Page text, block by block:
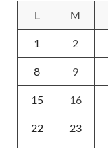
L
M
1 2
8 9
15 16
22 23